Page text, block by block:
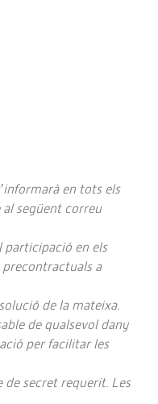
en tots els
al següent correu
participació en els
precontractuals a
de la mateixa.
de qualsevol dany
per facilitar les
de secret requerit. Les